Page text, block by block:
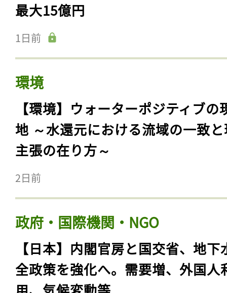
最大15億円
1日前
環境
【環境】ウォーターポジティブの
地 ～水還元における流域の一致
主張の在り方～
2日前
政府・国際機関・NGO
【日本】内閣官房と国交省、地下
全政策を強化へ。需要増、外国人